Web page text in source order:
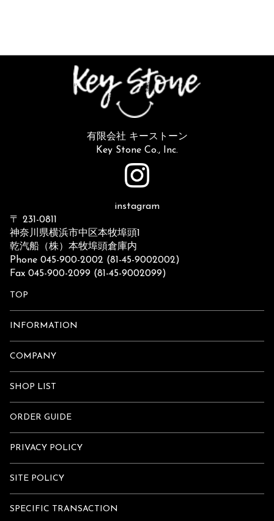
有限会社 キーストーン
Key Stone Co., Inc.
instagram
〒 231-0811
神奈川県横浜市中区本牧埠頭1
乾汽船（株）本牧埠頭倉庫内
Phone 045-900-2002 (81-45-9002002)
Fax 045-900-2099 (81-45-9002099)
TOP
INFORMATION
COMPANY
SHOP LIST
ORDER GUIDE
PRIVACY POLICY
SITE POLICY
SPECIFIC TRANSACTION